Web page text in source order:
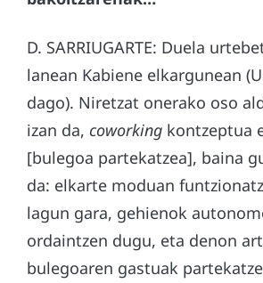
D. SARRIUGARTE: Duela
lanean Kabiene elkargunean
dago). Niretzat onerako oso
izan da, coworking kontzeptua
[bulegoa partekatzea], baina
da: elkarte moduan
lagun gara, gehienok
ordaintzen dugu, eta denon
bulegoaren gastuak